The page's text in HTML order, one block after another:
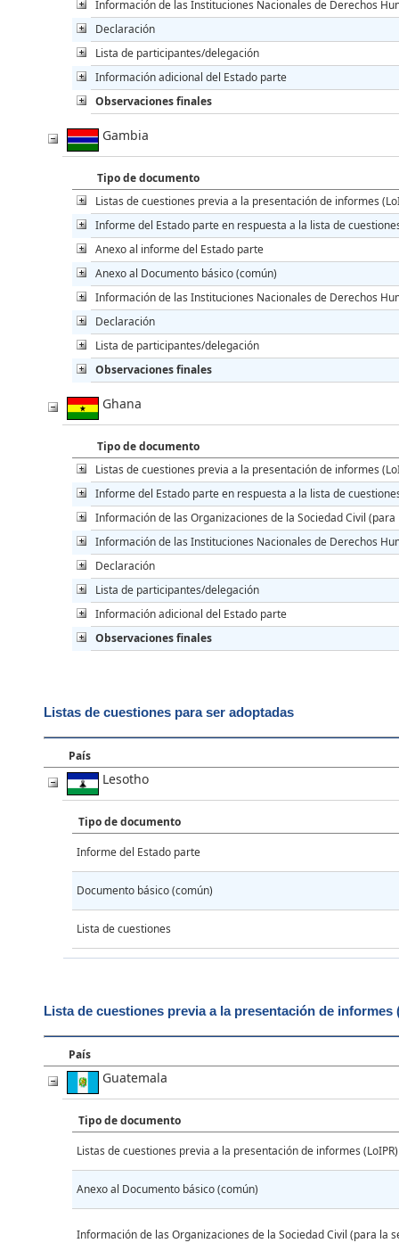
Información de las Instituciones Nacionales de Derechos
Declaración
Lista de participantes/delegación
Información adicional del Estado parte
Observaciones finales
Gambia
Tipo de documento
Listas de cuestiones previa a la presentación de informes
Informe del Estado parte en respuesta a la lista de
Anexo al informe del Estado parte
Anexo al Documento básico (común)
Información de las Instituciones Nacionales de Derechos
Declaración
Lista de participantes/delegación
Observaciones finales
Ghana
Tipo de documento
Listas de cuestiones previa a la presentación de informes
Informe del Estado parte en respuesta a la lista de
Información de las Organizaciones de la Sociedad Civil (para
Información de las Instituciones Nacionales de Derechos
Declaración
Lista de participantes/delegación
Información adicional del Estado parte
Observaciones finales
Listas de cuestiones para ser adoptadas
País
Lesotho
Tipo de documento
Informe del Estado parte
Documento básico (común)
Lista de cuestiones
Lista de cuestiones previa a la presentación de informes
País
Guatemala
Tipo de documento
Listas de cuestiones previa a la presentación de informes (LoIPR)
Anexo al Documento básico (común)
Información de las Organizaciones de la Sociedad Civil (para la